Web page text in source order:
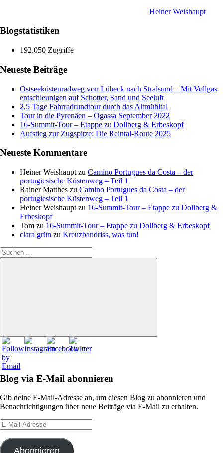
Heiner Weishaupt
Blogstatistiken
192.050 Zugriffe
Neueste Beiträge
Ostseeküstenradweg von Lübeck nach Stralsund – Mit Vollgas
entschleunigen auf Schotter, Sand und Seeluft
2,5 Tage Fahrradrundtour durch das Altmühltal
Tour in die Pyrenäen – Ogassa September 2022
16‑Summit‑Tour – Etappe zu Dollberg & Erbeskopf
Aufstieg zur Zugspitze: Die Reintal-Route 2025
Neueste Kommentare
Heiner Weishaupt zu Camino Portugues da Costa – der
portugiesische Küstenweg – Teil 1
Rainer Matthes zu Camino Portugues da Costa – der
portugiesische Küstenweg – Teil 1
Heiner Weishaupt zu 16‑Summit‑Tour – Etappe zu Dollberg &
Erbeskopf
Tom zu 16‑Summit‑Tour – Etappe zu Dollberg & Erbeskopf
clara grün zu Kreuzbandriss, was tun!
Suchen
nach:
Suchen
Blog via E-Mail abonnieren
Gib deine E-Mail-Adresse an, um diesen Blog zu abonnieren und
Benachrichtigungen über neue Beiträge via E-Mail zu erhalten.
E-
Mail-
Adresse
Abonnieren